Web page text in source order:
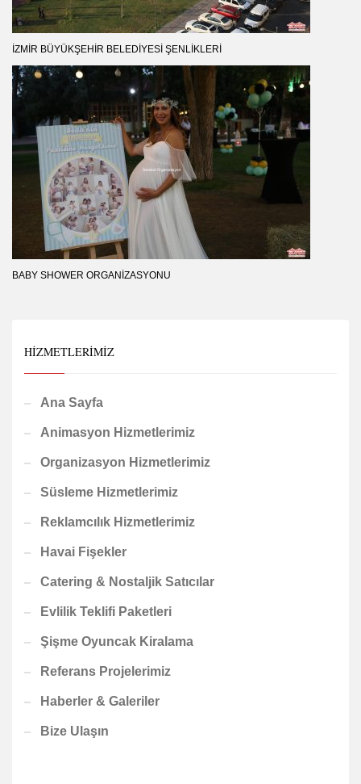
İZMIR BÜYÜKŞEHIR BELEDIYESI ŞENLIKLERI
BABY SHOWER ORGANIZASYONU
HIZMETLERIMIZ
Ana Sayfa
Animasyon Hizmetlerimiz
Organizasyon Hizmetlerimiz
Süsleme Hizmetlerimiz
Reklamcılık Hizmetlerimiz
Havai Fişekler
Catering & Nostaljik Satıcılar
Evlilik Teklifi Paketleri
Şişme Oyuncak Kiralama
Referans Projelerimiz
Haberler & Galeriler
Bize Ulaşın